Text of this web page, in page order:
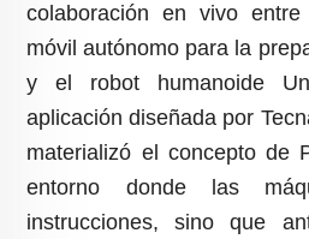
colaboración en vivo
móvil autónomo para la
y el robot humanoide
aplicación diseñada por
materializó el concepto de
entorno donde las
instrucciones, sino que